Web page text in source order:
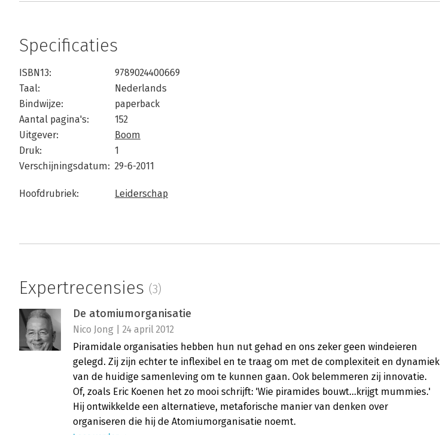
Specificaties
ISBN13:
9789024400669
Taal:
Nederlands
Bindwijze:
paperback
Aantal pagina's:
152
Uitgever:
Boom
Druk:
1
Verschijningsdatum: 29-6-2011
Hoofdrubriek: Leiderschap
Expertrecensies (3)
De atomiumorganisatie
Nico Jong | 24 april 2012
Piramidale organisaties hebben hun nut gehad en ons zeker geen windeieren
gelegd. Zij zijn echter te inflexibel en te traag om met de complexiteit en dynamiek
van de huidige samenleving om te kunnen gaan. Ook belemmeren zij innovatie.
Of, zoals Eric Koenen het zo mooi schrijft: 'Wie piramides bouwt...krijgt mummies.'
Hij ontwikkelde een alternatieve, metaforische manier van denken over
organiseren die hij de Atomiumorganisatie noemt.